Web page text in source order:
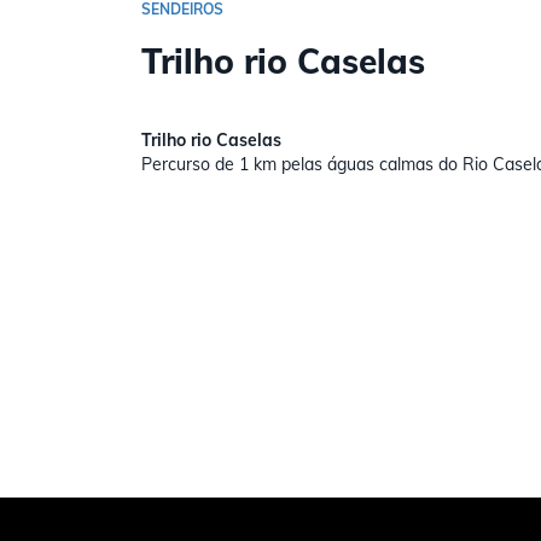
SENDEIROS
Trilho rio Caselas
Trilho rio Caselas
Percurso de 1 km pelas águas calmas do Rio